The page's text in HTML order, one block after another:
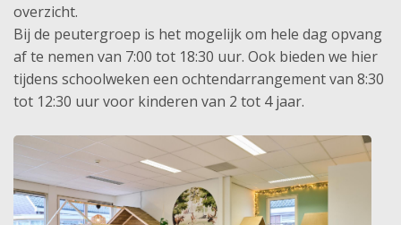
overzicht.
Bij de peutergroep is het mogelijk om hele dag opvang
af te nemen van 7:00 tot 18:30 uur. Ook bieden we hier
tijdens schoolweken een ochtendarrangement van 8:30
tot 12:30 uur voor kinderen van 2 tot 4 jaar.